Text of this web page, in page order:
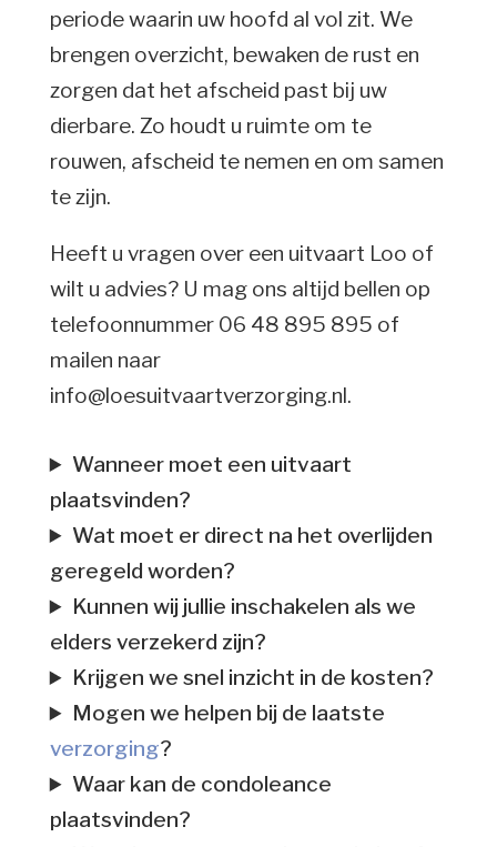
periode waarin uw hoofd al vol zit. We
brengen overzicht, bewaken de rust en
zorgen dat het afscheid past bij uw
dierbare. Zo houdt u ruimte om te
rouwen, afscheid te nemen en om samen
te zijn.
Heeft u vragen over een uitvaart Loo of
wilt u advies? U mag ons altijd bellen op
telefoonnummer 06 48 895 895 of
mailen naar
info@loesuitvaartverzorging.nl.
Wanneer moet een uitvaart
plaatsvinden?
Wat moet er direct na het overlijden
geregeld worden?
Kunnen wij jullie inschakelen als we
elders verzekerd zijn?
Krijgen we snel inzicht in de kosten?
Mogen we helpen bij de laatste
verzorging?
Waar kan de condoleance
plaatsvinden?